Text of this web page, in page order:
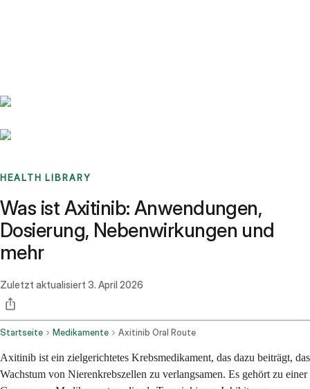
HEALTH LIBRARY
Was ist Axitinib: Anwendungen,
Dosierung, Nebenwirkungen und
mehr
Zuletzt aktualisiert 3. April 2026
Startseite Medikamente Axitinib Oral Route
Axitinib ist ein zielgerichtetes Krebsmedikament, das dazu beiträgt, das
Wachstum von Nierenkrebszellen zu verlangsamen. Es gehört zu einer